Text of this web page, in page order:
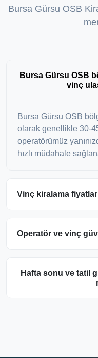
Bursa Gürsu OSB
Bursa Gürsu OSB
vinç
Bursa Gürsu OSB
olarak genellikle 30-
operatörümüz
hızlı müdahale
Vinç kiralama
Operatör ve vinç
Hafta sonu ve tatil